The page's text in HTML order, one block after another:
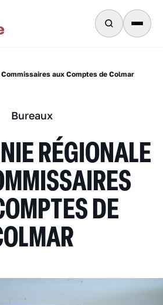
aux Comptes de Colmar
Bureaux
RÉGIONALE
DE